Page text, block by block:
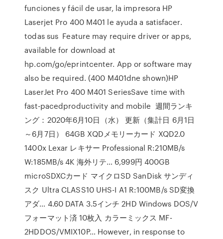
funciones y fácil de usar, la impresora HP
Laserjet Pro 400 M401 le ayuda a satisfacer.
todas sus Feature may require driver or apps,
available for download at
hp.com/go/eprintcenter. App or software may
also be required. (400 M401dne shown)HP
LaserJet Pro 400 M401 SeriesSave time with
fast-pacedproductivity and mobile 週間ランキ
ング：2020年6月10日（水） 更新（集計日 6月1日
～6月7日） 64GB XQDメモリーカード XQD2.0
1400x Lexar レキサー Professional R:210MB/s
W:185MB/s 4K 海外リテ… 6,999円 400GB
microSDXCカード マイクロSD SanDisk サンディ
スク Ultra CLASS10 UHS-I A1 R:100MB/s SD変換
アダ… 4.60 DATA 3.5インチ 2HD Windows DOS/V
フォーマット済 10枚入 カラーミックス MF-
2HDDOS/VMIX10P… However, in response to